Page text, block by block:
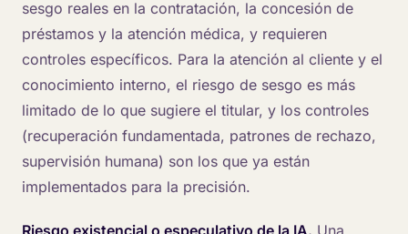
sesgo reales en la contratación, la concesión de
préstamos y la atención médica, y requieren
controles específicos. Para la atención al cliente y el
conocimiento interno, el riesgo de sesgo es más
limitado de lo que sugiere el titular, y los controles
(recuperación fundamentada, patrones de rechazo,
supervisión humana) son los que ya están
implementados para la precisión.
Riesgo existencial o especulativo de la IA. Una